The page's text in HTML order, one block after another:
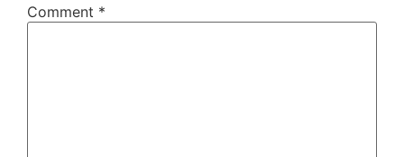
Comment *